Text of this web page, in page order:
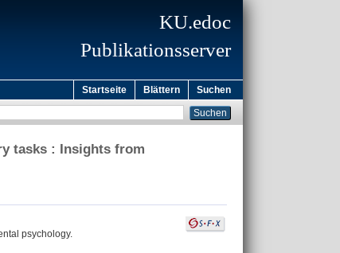
KU.edoc
Publikationsserver
Startseite Blättern Suchen
tasks : Insights from
psychology.